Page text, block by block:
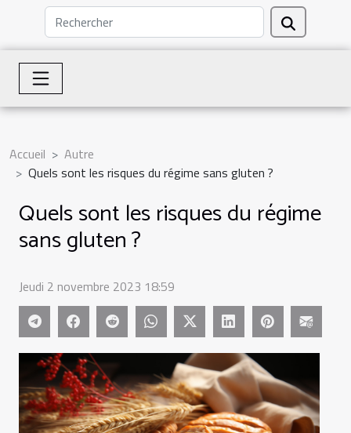
Accueil
Autre
Quels sont les risques du régime sans gluten ?
Quels sont les risques du régime
sans gluten ?
Jeudi 2 novembre 2023 18:59